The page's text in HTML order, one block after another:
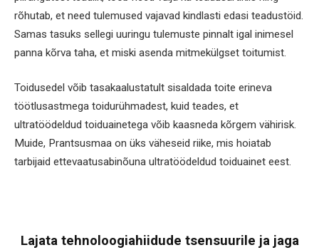
rõhutab, et need tulemused vajavad kindlasti edasi teadustöid.
Samas tasuks sellegi uuringu tulemuste pinnalt igal inimesel
panna kõrva taha, et miski asenda mitmekülgset toitumist.
Toidusedel võib tasakaalustatult sisaldada toite erineva
töötlusastmega toidurühmadest, kuid teades, et
ultratöödeldud toiduainetega võib kaasneda kõrgem vähirisk.
Muide, Prantsusmaa on üks väheseid riike, mis hoiatab
tarbijaid ettevaatusabinõuna ultratöödeldud toiduainet eest.
Lajata tehnoloogiahiidude tsensuurile ja jaga